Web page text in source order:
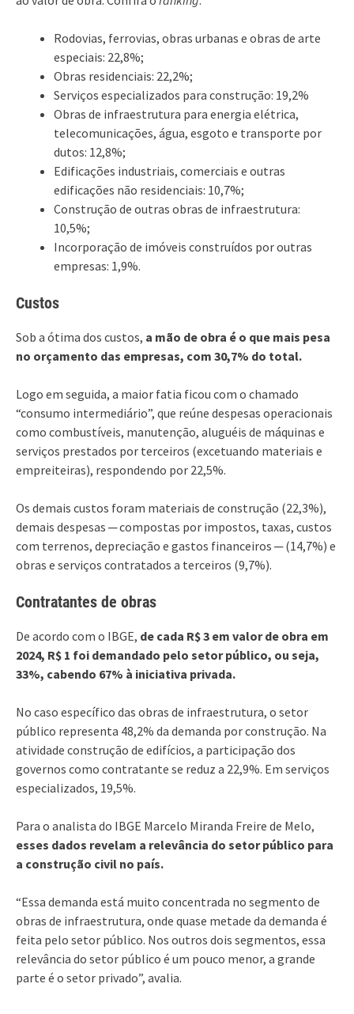
Rodovias, ferrovias, obras urbanas e obras de arte
especiais: 22,8%;
Obras residenciais: 22,2%;
Serviços especializados para construção: 19,2%
Obras de infraestrutura para energia elétrica,
telecomunicações, água, esgoto e transporte por
dutos: 12,8%;
Edificações industriais, comerciais e outras
edificações não residenciais: 10,7%;
Construção de outras obras de infraestrutura:
10,5%;
Incorporação de imóveis construídos por outras
empresas: 1,9%.
Custos
Sob a ótima dos custos, a mão de obra é o que mais pesa
no orçamento das empresas, com 30,7% do total.
Logo em seguida, a maior fatia ficou com o chamado
“consumo intermediário”, que reúne despesas operacionais
como combustíveis, manutenção, aluguéis de máquinas e
serviços prestados por terceiros (excetuando materiais e
empreiteiras), respondendo por 22,5%.
Os demais custos foram materiais de construção (22,3%),
demais despesas ─ compostas por impostos, taxas, custos
com terrenos, depreciação e gastos financeiros ─ (14,7%) e
obras e serviços contratados a terceiros (9,7%).
Contratantes de obras
De acordo com o IBGE, de cada R$ 3 em valor de obra em
2024, R$ 1 foi demandado pelo setor público, ou seja,
33%, cabendo 67% à iniciativa privada.
No caso específico das obras de infraestrutura, o setor
público representa 48,2% da demanda por construção. Na
atividade construção de edifícios, a participação dos
governos como contratante se reduz a 22,9%. Em serviços
especializados, 19,5%.
Para o analista do IBGE Marcelo Miranda Freire de Melo,
esses dados revelam a relevância do setor público para
a construção civil no país.
“Essa demanda está muito concentrada no segmento de
obras de infraestrutura, onde quase metade da demanda é
feita pelo setor público. Nos outros dois segmentos, essa
relevância do setor público é um pouco menor, a grande
parte é o setor privado”, avalia.